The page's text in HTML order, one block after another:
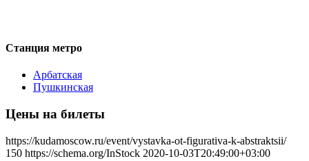
Станция метро
Арбатская
Пушкинская
Цены на билеты
https://kudamoscow.ru/event/vystavka-ot-figurativa-k-abstraktsii/
150 https://schema.org/InStock 2020-10-03T20:49:00+03:00